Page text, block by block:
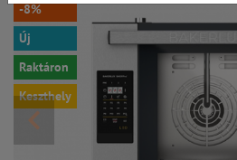
-8%
Új
Raktáron
Keszthely